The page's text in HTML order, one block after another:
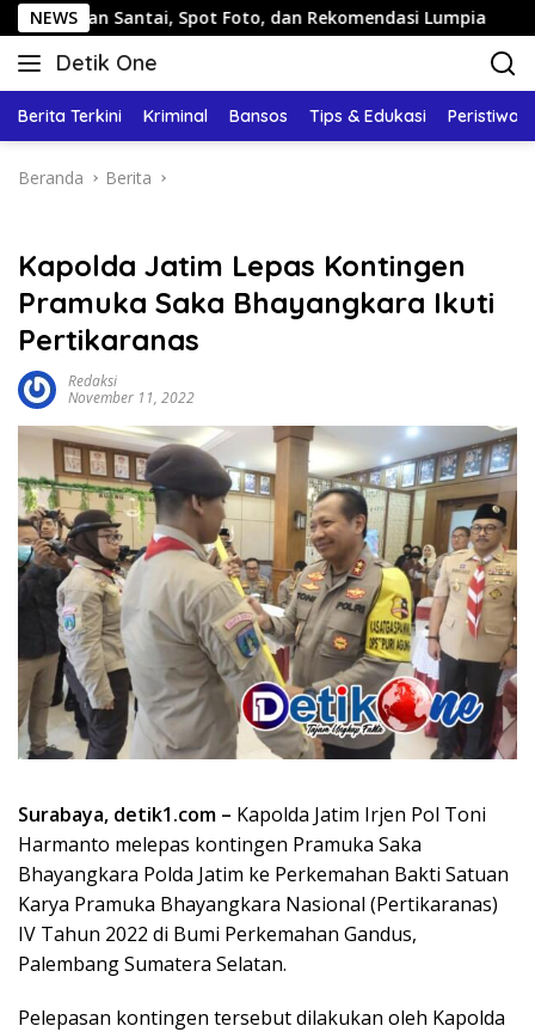
Langsung
ke
konten
NEWS
Santai, Spot Foto, dan Rekomendasi Lumpia
Detik One
Tajam
Fakta
Berita Terkini Kriminal Bansos Tips & Edukasi Peristiwa
Beranda Berita
Kapolda Jatim Lepas Kontingen
Pramuka Saka Bhayangkara Ikuti
Pertikaranas
Redaksi
November 11, 2022
Surabaya, detik1.com – Kapolda Jatim Irjen Pol Toni
Harmanto melepas kontingen Pramuka Saka
Bhayangkara Polda Jatim ke Perkemahan Bakti Satuan
Karya Pramuka Bhayangkara Nasional (Pertikaranas)
IV Tahun 2022 di Bumi Perkemahan Gandus,
Palembang Sumatera Selatan.
Pelepasan kontingen tersebut dilakukan oleh Kapolda